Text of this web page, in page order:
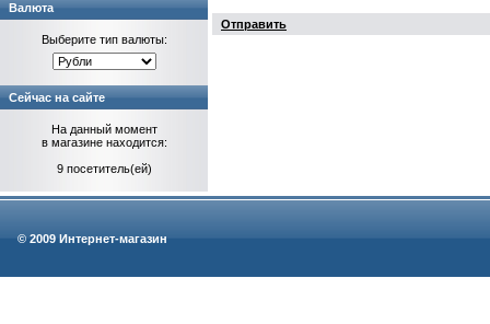
Валюта
Выберите тип валюты:
Сейчас на сайте
На данный момент
в магазине находится:
9 посетитель(ей)
Отправить
© 2009 Интернет-магазин